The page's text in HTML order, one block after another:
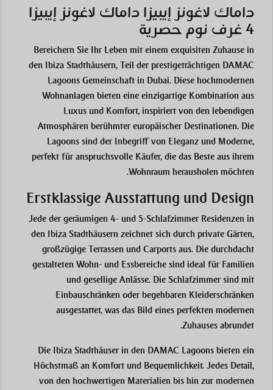
داماك لاغونز إيبيزا داماك لاغونز إيبيزا
4 غرف نوم حصرية
Bereichern Sie Ihr Leben mit einem exquisiten Zuhause in
den Ibiza Stadthäusern, Teil der prestigeträchtigen DAMAC
Lagoons Gemeinschaft in Dubai. Diese hochmodernen
Wohnanlagen bieten eine einzigartige Kombination aus
Luxus und Komfort, inspiriert von den lebendigen
Atmosphären berühmter europäischer Destinationen. Die
Lagoons sind der Inbegriff von Eleganz und Moderne,
perfekt für anspruchsvolle Käufer, die das Beste aus ihrem
Wohnraum herausholen möchten.
Erstklassige Ausstattung und Design
Jede der geräumigen 4- und 5-Schlafzimmer Residenzen in
den Ibiza Stadthäusern zeichnet sich durch private Gärten,
großzügige Terrassen und Carports aus. Die durchdacht
gestalteten Wohn- und Essbereiche sind ideal für Familien
und gesellige Anlässe. Die Schlafzimmer sind mit
Einbauschränken oder begehbaren Kleiderschränken
ausgestattet, was das Bild eines perfekten modernen
Zuhauses abrundet.
Die Ibiza Stadthäuser in den DAMAC Lagoons bieten ein
Höchstmaß an Komfort und Bequemlichkeit. Jedes Detail,
von den hochwertigen Materialien bis hin zur modernen